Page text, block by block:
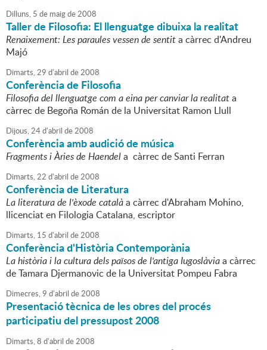
Dilluns, 5 de maigde2008
Taller de Filosofia: El llenguatge dibuixa la realitat
Renaixement: Les paraules vessen de sentita càrrec d'Andreu
Majó
Dimarts,29 d'abril de2008
Conferència de Filosofia
Filosofia del llenguatge com a eina per canviar la realitata
càrrec de Begoña Román de la Universitat Ramon Llull
Dijous,24d'abril de2008
Conferència amb audició de música
Fragments i Àries de Haendela càrrec de Santi Ferran
Dimarts,22 d'abril de2008
Conferència de Literatura
La literatura de l'èxode catalàa càrrec d'Abraham Mohino,
llicenciat en Filologia Catalana, escriptor
Dimarts, 15 d'abril de2008
Conferència d'Història Contemporània
La història i la cultura dels països de l'antiga Iugoslàviaa càrrec
de Tamara Djermanovic de la Universitat Pompeu Fabra
Dimecres,9 d'abril de2008
Presentació tècnica de les obres del procés
participatiu del pressupost 2008
Dimarts,8 d'abril de2008